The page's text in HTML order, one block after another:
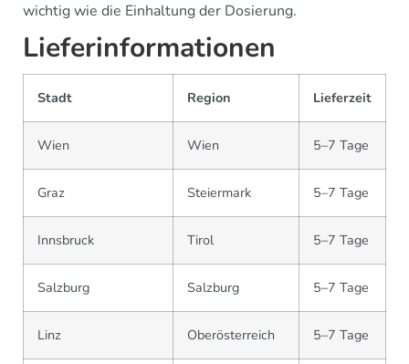
wichtig wie die Einhaltung der Dosierung.
Lieferinformationen
Stadt Region Lieferzeit
Wien Wien 5–7 Tage
Graz Steiermark 5–7 Tage
Innsbruck Tirol 5–7 Tage
Salzburg Salzburg 5–7 Tage
Linz Oberösterreich 5–7 Tage